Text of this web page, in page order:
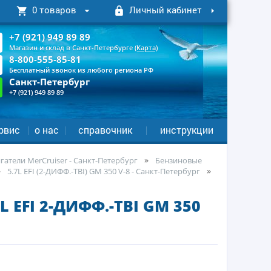
0 товаров Личный кабинет
+7 (921) 949 89 89
Магазин и склад в Санкт-Петербурге (Карта)
8-800-555-85-81
Бесплатный звонок из любого региона РФ
Санкт-Петербург
+7 (921) 949 89 89
о нас справочник инструкции
MerCruiser - Санкт-Петербург
Бензиновые
5.7L EFI (2-ДИФФ.-TBI) GM 350 V-8 - Санкт-Петербург
EFI 2-ДИФФ.-TBI GM 350